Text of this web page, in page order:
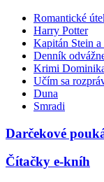
Romantické
Harry Potter
Kapitán Stein
Denník
Krimi
Učím sa
Duna
Smradi
Darčekové
Čítačky e-kníh